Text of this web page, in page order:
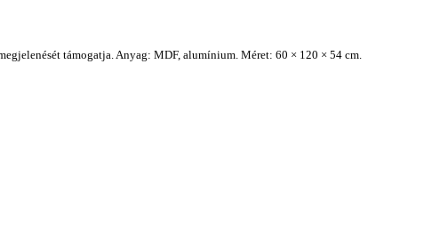
támogatja. Anyag: MDF, alumínium. Méret: 60 × 120 × 54 cm.